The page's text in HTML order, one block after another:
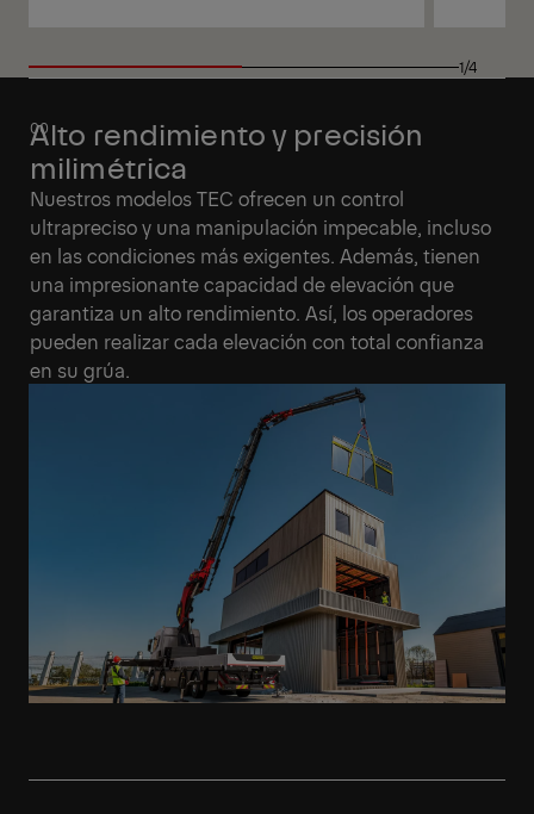
1/4
Alto rendimiento y precisión
milimétrica
Nuestros modelos TEC ofrecen un control
ultrapreciso y una manipulación impecable, incluso
en las condiciones más exigentes. Además, tienen
una impresionante capacidad de elevación que
garantiza un alto rendimiento. Así, los operadores
pueden realizar cada elevación con total confianza
en su grúa.